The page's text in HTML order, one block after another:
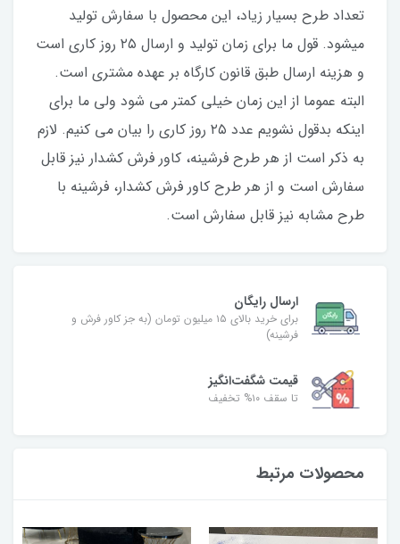
تعداد طرح بسیار زیاد، این محصول با سفارش تولید
میشود. قول ما برای زمان تولید و ارسال ۲۵‌ روز کاری است
و هزینه ارسال طبق قانون کارگاه بر عهده مشتری است.
البته عموما از این زمان خیلی کمتر می شود ولی ما برای
اینکه بدقول نشویم عدد ۲۵‌ روز کاری را بیان می کنیم. لازم
به ذکر است از هر طرح فرشینه، کاور فرش کشدار نیز قابل‌
سفارش است و از هر طرح کاور فرش کشدار، فرشینه با
طرح مشابه نیز قابل سفارش است.
ارسال رایگان
برای خرید بالای ۱۵ میلیون تومان (به جز کاور فرش و
فرشینه)
قیمت شگفت‌انگیز
تا سقف ۱۰% تخفیف
محصولات مرتبط